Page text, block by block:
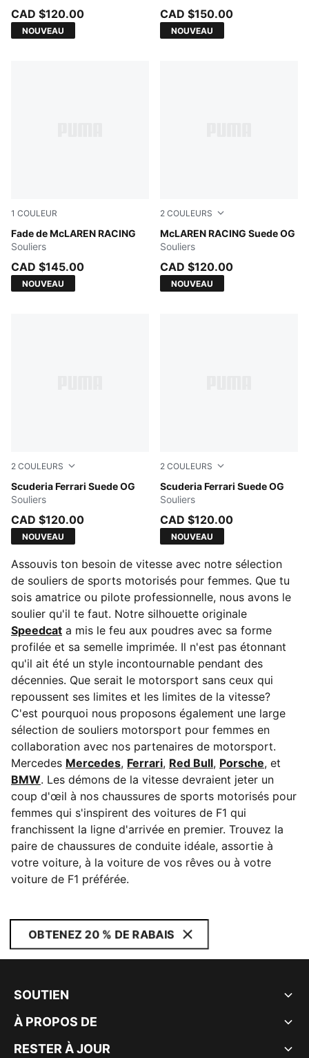
CAD $120.00
NOUVEAU
CAD $150.00
NOUVEAU
1 COULEUR
Fade de McLAREN RACING
Alpine Snow-Papaya-Chocolate Fondue
Souliers
CAD $145.00
NOUVEAU
2 COULEURS
McLAREN RACING Suede OG
PUMA White-Papaya
Souliers
CAD $120.00
NOUVEAU
2 COULEURS
Scuderia Ferrari Suede OG
PUMA Black-PUMA White
Souliers
CAD $120.00
NOUVEAU
2 COULEURS
Scuderia Ferrari Suede OG
Rosso Corsa-PUMA White
Souliers
CAD $120.00
NOUVEAU
Assouvis ton besoin de vitesse avec notre sélection
de souliers de sports motorisés pour femmes. Que tu
sois amatrice ou pilote professionnelle, nous avons le
soulier qu'il te faut. Notre silhouette originale
Speedcat a mis le feu aux poudres avec sa forme
profilée et sa semelle imprimée. Il n'est pas étonnant
qu'il ait été un style incontournable pendant des
décennies. Que serait le motorsport sans ceux qui
repoussent ses limites et les limites de la vitesse?
C'est pourquoi nous proposons également une large
sélection de souliers motorsport pour femmes en
collaboration avec nos partenaires de motorsport.
Mercedes Mercedes, Ferrari, Red Bull, Porsche, et
BMW. Les démons de la vitesse devraient jeter un
coup d'œil à nos chaussures de sports motorisés pour
femmes qui s'inspirent des voitures de F1 qui
franchissent la ligne d'arrivée en premier. Trouvez la
paire de chaussures de conduite idéale, assortie à
votre voiture, à la voiture de vos rêves ou à votre
voiture de F1 préférée.
OBTENEZ 20 % DE RABAIS
SOUTIEN
À PROPOS DE
RESTER À JOUR